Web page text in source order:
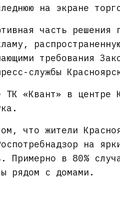
на экране
часть
требования
службы
«Квант» в центре
что жители
на
Примерно в 80%
рядом с домами.